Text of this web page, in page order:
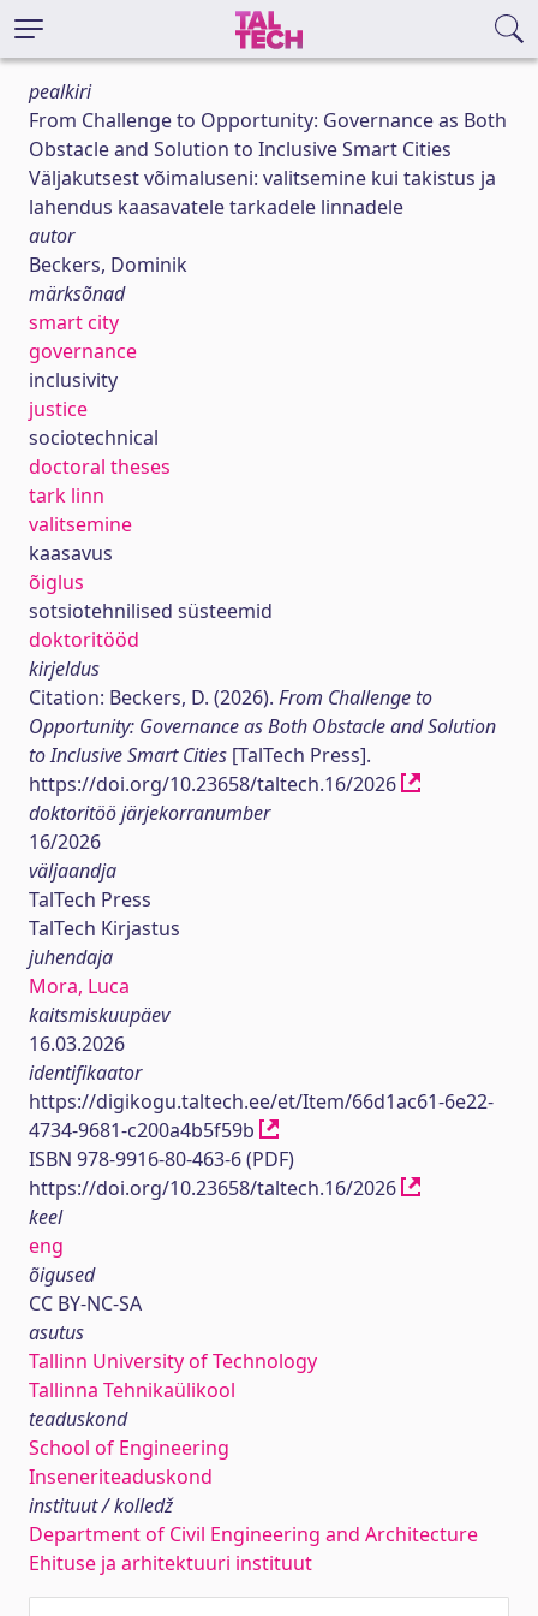
pealkiri
From Challenge to Opportunity: Governance as Both
Obstacle and Solution to Inclusive Smart Cities
Väljakutsest võimaluseni: valitsemine kui takistus ja
lahendus kaasavatele tarkadele linnadele
autor
Beckers, Dominik
märksõnad
smart city
governance
inclusivity
justice
sociotechnical
doctoral theses
tark linn
valitsemine
kaasavus
õiglus
sotsiotehnilised süsteemid
doktoritööd
kirjeldus
Citation: Beckers, D. (2026). From Challenge to
Opportunity: Governance as Both Obstacle and Solution
to Inclusive Smart Cities [TalTech Press].
https://doi.org/10.23658/taltech.16/2026
doktoritöö järjekorranumber
16/2026
väljaandja
TalTech Press
TalTech Kirjastus
juhendaja
Mora, Luca
kaitsmiskuupäev
16.03.2026
identifikaator
https://digikogu.taltech.ee/et/Item/66d1ac61-6e22-
4734-9681-c200a4b5f59b
ISBN 978-9916-80-463-6 (PDF)
https://doi.org/10.23658/taltech.16/2026
keel
eng
õigused
CC BY-NC-SA
asutus
Tallinn University of Technology
Tallinna Tehnikaülikool
teaduskond
School of Engineering
Inseneriteaduskond
instituut / kolledž
Department of Civil Engineering and Architecture
Ehituse ja arhitektuuri instituut